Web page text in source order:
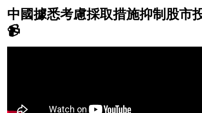
中國據悉考慮採取措施抑制股市
📹